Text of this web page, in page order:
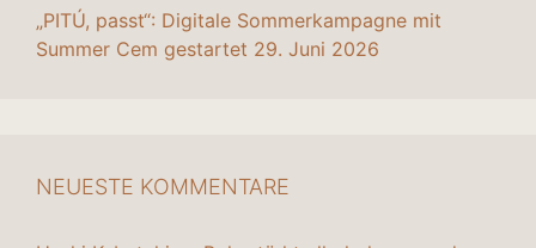
„PITÚ, passt“: Digitale Sommerkampagne mit
Summer Cem gestartet 29. Juni 2026
NEUESTE KOMMENTARE